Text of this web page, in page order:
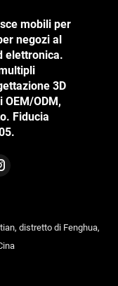
mobili per
negozi al
elettronica.
3D
ODM,
Fiducia
distretto di Fenghua,